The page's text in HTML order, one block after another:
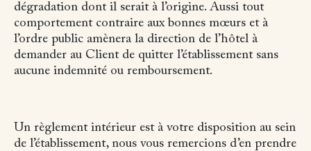
dégradation dont il serait à l’origine. Aussi tout
comportement contraire aux bonnes mœurs et à
l’ordre public amènera la direction de l’hôtel à
demander au Client de quitter l’établissement sans
aucune indemnité ou remboursement.
Un règlement intérieur est à votre disposition au sein
de l’établissement, nous vous remercions d’en prendre